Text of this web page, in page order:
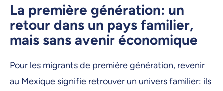
La première génération: un
retour dans un pays familier,
mais sans avenir économique
Pour les migrants de première génération, revenir
au Mexique signifie retrouver un univers familier: ils